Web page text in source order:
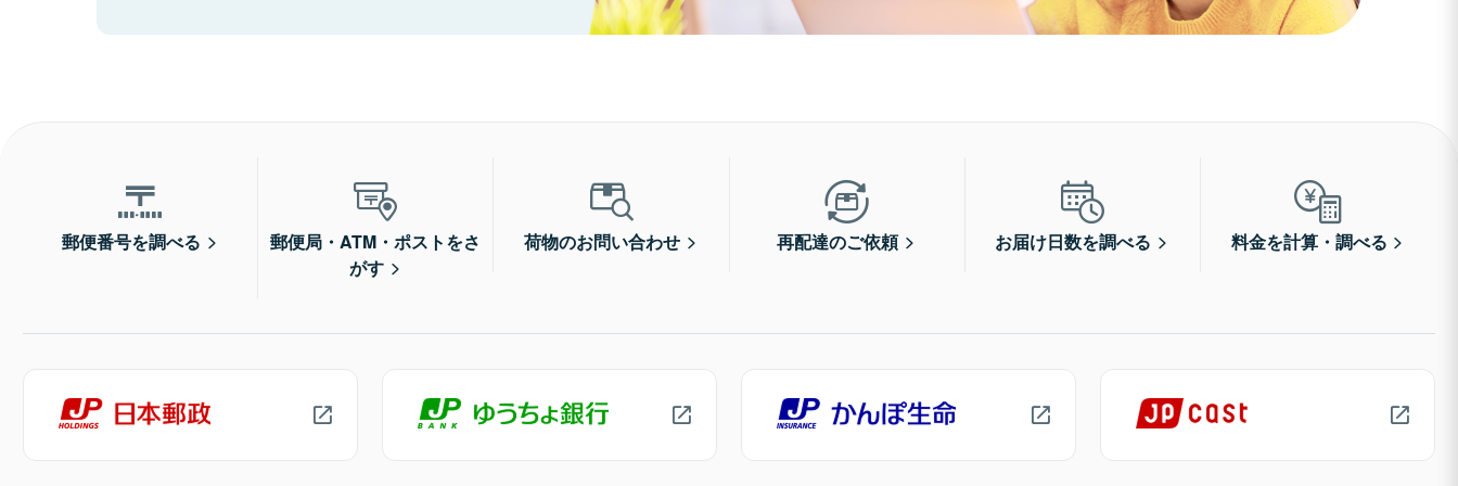
郵便番号を調べる
郵便局・ATM・ポストをさ
がす
荷物のお問い合わせ 再配達のご依頼 お届け日数を調べる 料金を計算・調べる